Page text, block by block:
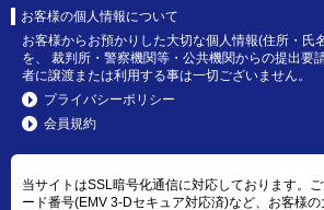
お客様の個人情報について
お客様からお預かりした大切な個人情報(住所・氏
を、 裁判所・警察機関等・公共機関からの提出要
者に譲渡または利用する事は一切ございません。
プライバシーポリシー
会員規約
当サイトはSSL暗号化通信に対応しております。
ード番号(EMV 3-Dセキュア対応済)など、お客様